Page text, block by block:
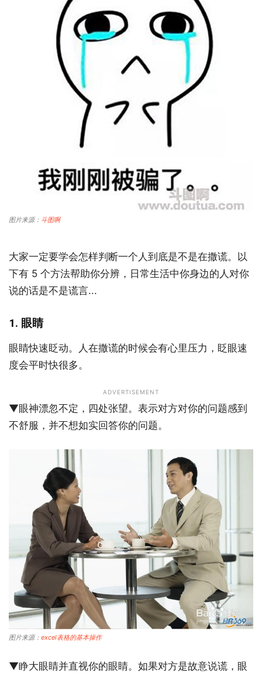
图片来源： 斗图啊
大家一定要学会怎样判断一个人到底是不是在撒谎。以
下有 5 个方法帮助你分辨，日常生活中你身边的人对你
说的话是不是谎言...
1. 眼睛
眼睛快速眨动。人在撒谎的时候会有心里压力，眨眼速
度会平时快很多。
ADVERTISEMENT
▼眼神漂忽不定，四处张望。表示对方对你的问题感到
不舒服，并不想如实回答你的问题。
图片来源： excel表格的基本操作
▼睁大眼睛并直视你的眼睛。如果对方是故意说谎，眼